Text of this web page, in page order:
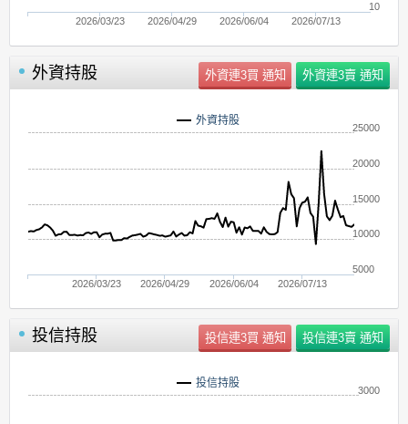
2026/03/23 2026/04/29 2026/06/04 2026/07/13
10
外資持股
外資持股
2026/03/23 2026/04/29 2026/06/04 2026/07/13
5000
10000
15000
20000
25000
投信持股
投信持股
3000